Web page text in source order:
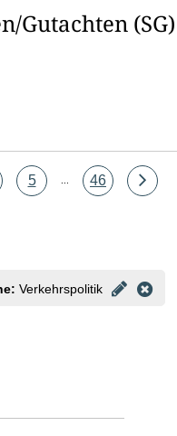
Gutachten
Seite
5 Seite
46
Eine
Verkehrspolitik